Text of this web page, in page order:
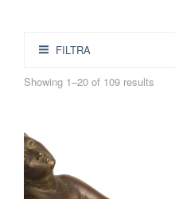
FILTRA
Showing 1–20 of 109 results